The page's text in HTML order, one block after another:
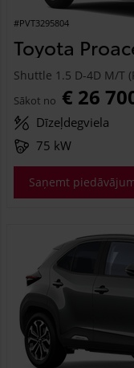
#PVT3295804
Toyota
Shuttle 1.5 D-4D M/T
Sākot no € 26
Dīzeļdegviela
75 kW
Saņemt